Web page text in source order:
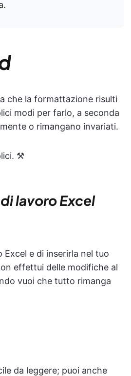
che la formattazione risulti
modi per farlo, a seconda
o rimangano invariati.
⚒️
lavoro Excel
e di inserirla nel tuo
effettui delle modifiche al
vuoi che tutto rimanga
da leggere; puoi anche